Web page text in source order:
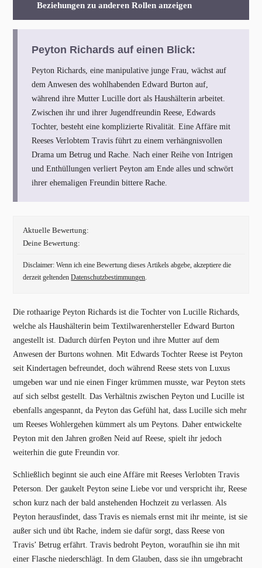
Beziehungen zu anderen Rollen anzeigen
Peyton Richards auf einen Blick:
Peyton Richards, eine manipulative junge Frau, wächst auf
dem Anwesen des wohlhabenden Edward Burton auf,
während ihre Mutter Lucille dort als Haushälterin arbeitet.
Zwischen ihr und ihrer Jugendfreundin Reese, Edwards
Tochter, besteht eine komplizierte Rivalität. Eine Affäre mit
Reeses Verlobtem Travis führt zu einem verhängnisvollen
Drama um Betrug und Rache. Nach einer Reihe von Intrigen
und Enthüllungen verliert Peyton am Ende alles und schwört
ihrer ehemaligen Freundin bittere Rache.
Aktuelle Bewertung:
Deine Bewertung:
Disclaimer: Wenn ich eine Bewertung dieses Artikels abgebe, akzeptiere die
derzeit geltendenDatenschutzbestimmungen.
Die rothaarige Peyton Richards ist die Tochter von Lucille Richards,
welche als Haushälterin beim Textilwarenhersteller Edward Burton
angestellt ist. Dadurch dürfen Peyton und ihre Mutter auf dem
Anwesen der Burtons wohnen. Mit Edwards Tochter Reese ist Peyton
seit Kindertagen befreundet, doch während Reese stets von Luxus
umgeben war und nie einen Finger krümmen musste, war Peyton stets
auf sich selbst gestellt. Das Verhältnis zwischen Peyton und Lucille ist
ebenfalls angespannt, da Peyton das Gefühl hat, dass Lucille sich mehr
um Reeses Wohlergehen kümmert als um Peytons. Daher entwickelte
Peyton mit den Jahren großen Neid auf Reese, spielt ihr jedoch
weiterhin die gute Freundin vor.
Schließlich beginnt sie auch eine Affäre mit Reeses Verlobten Travis
Peterson. Der gaukelt Peyton seine Liebe vor und verspricht ihr, Reese
schon kurz nach der bald anstehenden Hochzeit zu verlassen. Als
Peyton herausfindet, dass Travis es niemals ernst mit ihr meinte, ist sie
außer sich und übt Rache, indem sie dafür sorgt, dass Reese von
Travis’ Betrug erfährt. Travis bedroht Peyton, woraufhin sie ihn mit
einer Flasche niederschlägt. In dem Glauben, dass sie ihn umgebracht